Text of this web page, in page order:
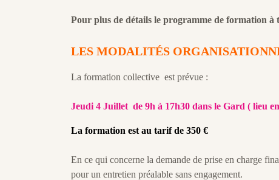
Pour plus de détails le programme de formation à
LES MODALITÉS
La formation collective est prévue :
Jeudi 4 Juillet de 9h à 17h30 dans le Gard ( lieu
La formation est au tarif de 350 €
En ce qui concerne la demande de prise en charge
pour un entretien préalable sans engagement.